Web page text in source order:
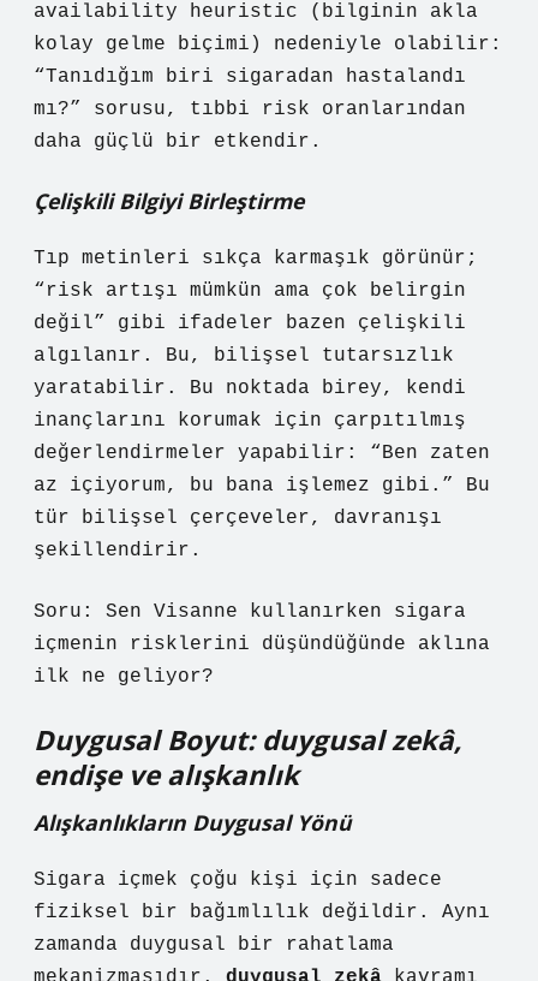
availability heuristic (bilginin akla
kolay gelme biçimi) nedeniyle olabilir:
“Tanıdığım biri sigaradan hastalandı
mı?” sorusu, tıbbi risk oranlarından
daha güçlü bir etkendir.
Çelişkili Bilgiyi Birleştirme
Tıp metinleri sıkça karmaşık görünür;
“risk artışı mümkün ama çok belirgin
değil” gibi ifadeler bazen çelişkili
algılanır. Bu, bilişsel tutarsızlık
yaratabilir. Bu noktada birey, kendi
inançlarını korumak için çarpıtılmış
değerlendirmeler yapabilir: “Ben zaten
az içiyorum, bu bana işlemez gibi.” Bu
tür bilişsel çerçeveler, davranışı
şekillendirir.
Soru: Sen Visanne kullanırken sigara
içmenin risklerini düşündüğünde aklına
ilk ne geliyor?
Duygusal Boyut:duygusal zekâ,
endişe ve alışkanlık
Alışkanlıkların Duygusal Yönü
Sigara içmek çoğu kişi için sadece
fiziksel bir bağımlılık değildir. Aynı
zamanda duygusal bir rahatlama